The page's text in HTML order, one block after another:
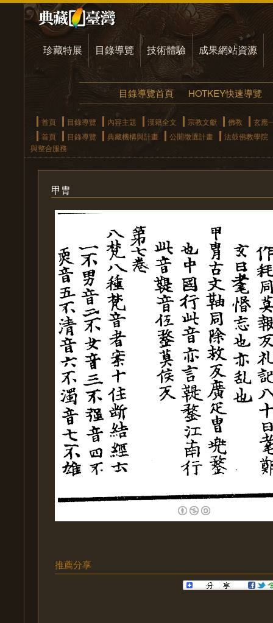
珍藏特展 目錄導覽 技術體驗 成果網站資源
目錄導覽首頁 HOTKEY快速導覽
首頁 目錄導覽 內容主題 漢籍全文 宗教文獻 佛教
玄應
首頁
目錄導覽 典藏機構與計畫 公開徵選計畫
法鼓佛教學院
與整合服務
甲胄
推薦分享